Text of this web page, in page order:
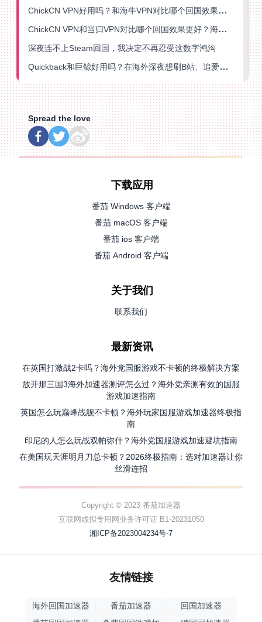
ChickCN VPN好用吗？和海牛VPN对比哪个回国效果更好？
ChickCN VPN和当归VPN对比哪个回国效果更好？海外党亲测后选了它
深夜连不上Steam回国，我决定不再忍受这数字鸿沟
Quickback和巨鲸好用吗？在海外深夜想刷B站、追爱奇艺的你，或许正需要这份答案
Spread the love
下载应用
番茄 Windows 客户端
番茄 macOS 客户端
番茄 ios 客户端
番茄 Android 客户端
关于我们
联系我们
最新资讯
在英国打激战2卡吗？海外党国服游戏不卡顿的终极解决方案
放开那三国3海外加速器测评怎么过？海外党亲测有效的国服
游戏加速指南
英国怎么玩巅峰战舰不卡顿？海外玩家国服游戏加速器终极指
南
印尼的人怎么玩战双帕弥什？海外党国服游戏加速避坑指南
在美国玩天涯明月刀总卡顿？2026终极指南：选对加速器让你
丝滑连招
Copyright © 2023 番茄加速器
互联网虚拟专用网业务许可证 B1-20231050
湘ICP备2023004234号-7
友情链接
海外回国加速器 番茄加速器
回国加速器